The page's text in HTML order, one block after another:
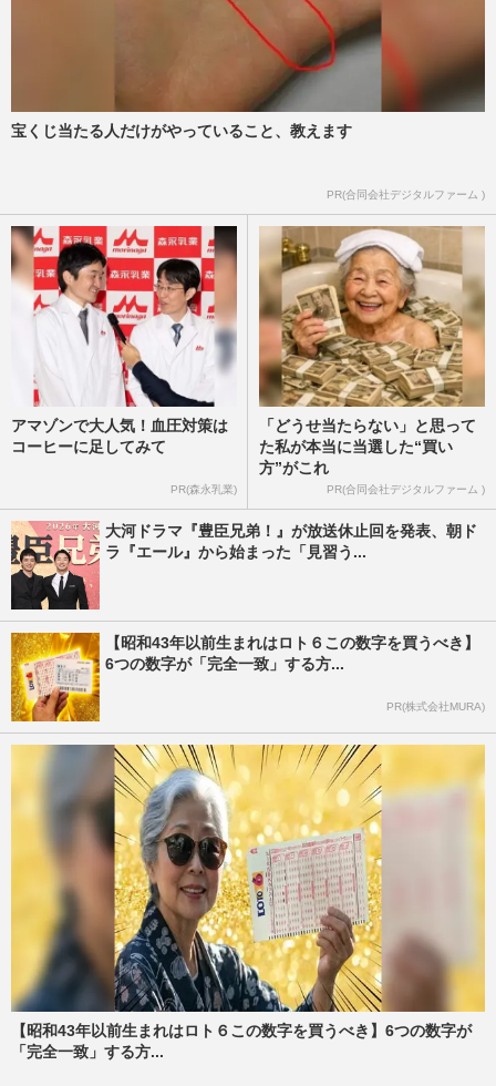
『ミヤネ屋』宮根誠司、ろれつ回らない弁
護士に駆け寄り介抱…晩節汚す前に視聴者
から絶賛の声
週刊女性PRIME
フリーアナ・野村邦丸さん、ステージ3腎
語った“正しく怖がる”大切…
週刊女性2026年4月21日号 2026/4/12
宝くじ当たる人だけがやっていること、教えます
PR(合同会社デジタルファーム )
アマゾンで大人気！血圧対策は
コーヒーに足してみて
PR(森永乳業)
「どうせ当たらない」と思って
た私が本当に当選した“買い
方”がこれ
PR(合同会社デジタルファーム )
大河ドラマ『豊臣兄弟！』が放送休止回を発表、朝ド
ラ『エール』から始まった「見習う...
【昭和43年以前生まれはロト６この数字を買うべき】
6つの数字が「完全一致」する方...
PR(株式会社MURA)
【昭和43年以前生まれはロト６この数字を買うべき】6つの数字が
「完全一致」する方...